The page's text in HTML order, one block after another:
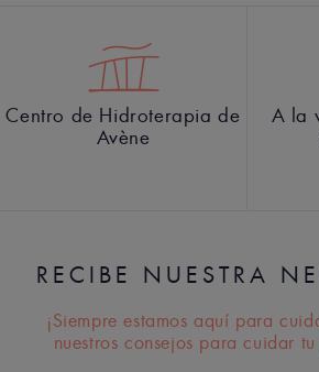
Centro de Hidroterapia de
Avène
A la
RECIBE NUESTRA
¡Siempre estamos aquí para
nuestros consejos para cuidar